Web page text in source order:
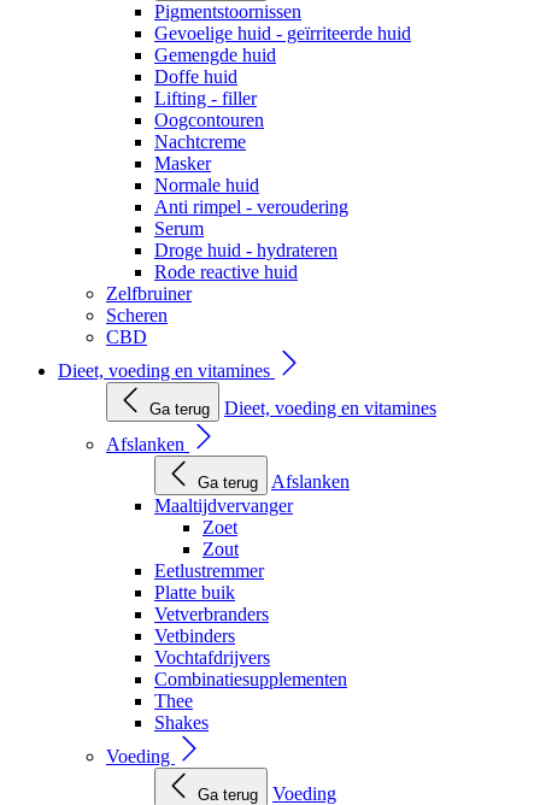
Pigmentstoornissen
Gevoelige huid - geïrriteerde huid
Gemengde huid
Doffe huid
Lifting - filler
Oogcontouren
Nachtcreme
Masker
Normale huid
Anti rimpel - veroudering
Serum
Droge huid - hydrateren
Rode reactive huid
Zelfbruiner
Scheren
CBD
Dieet, voeding en vitamines
Ga terug
Dieet, voeding en vitamines
Afslanken
Ga terug
Afslanken
Maaltijdvervanger
Zoet
Zout
Eetlustremmer
Platte buik
Vetverbranders
Vetbinders
Vochtafdrijvers
Combinatiesupplementen
Thee
Shakes
Voeding
Ga terug
Voeding